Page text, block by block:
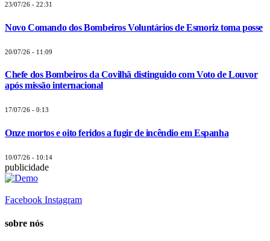
23/07/26 - 22:31
Novo Comando dos Bombeiros Voluntários de Esmoriz toma posse
20/07/26 - 11:09
Chefe dos Bombeiros da Covilhã distinguido com Voto de Louvor
após missão internacional
17/07/26 - 0:13
Onze mortos e oito feridos a fugir de incêndio em Espanha
10/07/26 - 10:14
publicidade
Facebook Instagram
sobre nós